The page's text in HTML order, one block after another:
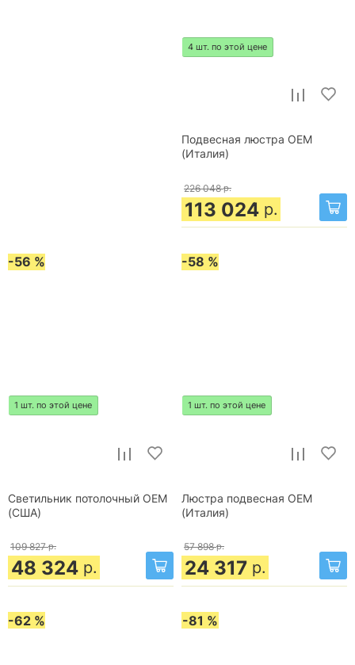
4 шт. по этой цене
Подвесная люстра OEM
(Италия)
226 048 р.
113 024 р.
-56 %
1 шт. по этой цене
Светильник потолочный OEM
(США)
109 827 р.
48 324 р.
-58 %
1 шт. по этой цене
Люстра подвесная OEM
(Италия)
57 898 р.
24 317 р.
-62 % -81 %